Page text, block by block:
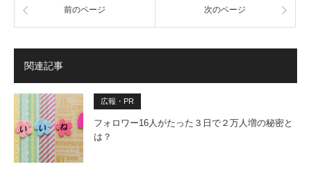
前のページ 次のページ
関連記事
広報・PR
フォロワー16人がたった３日で２万人増の秘密と
は？